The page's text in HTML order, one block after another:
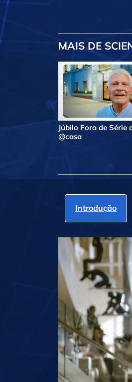
MAIS DE
Júbilo Fora de Série
@casa
Introdução